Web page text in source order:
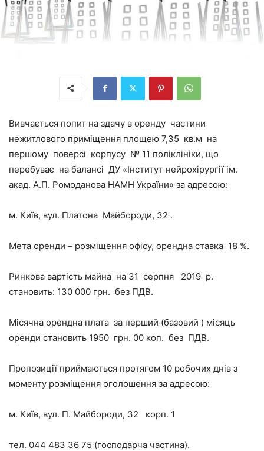
Вивчається попит на здачу в оренду частини
нежитлового приміщення площею 7,35 кв.м на
першому поверсі корпусу № 11 поліклініки, що
перебуває на балансі ДУ «Інститут нейрохірургії ім.
акад. А.П. Ромоданова НАМН України» за адресою:
м. Київ, вул. Платона Майбороди, 32 .
Мета оренди – розміщення офісу, орендна ставка 18 %.
Ринкова вартість майна на 31 серпня 2019 р.
становить: 130 000 грн. без ПДВ.
Місячна орендна плата за перший (базовий ) місяць
оренди становить 1950 грн. 00 коп. без ПДВ.
Пропозиції приймаються протягом 10 робочих днів з
моменту розміщення оголошення за адресою:
м. Київ, вул. П. Майбороди, 32 корп. 1
тел. 044 483 36 75 (господарча частина).